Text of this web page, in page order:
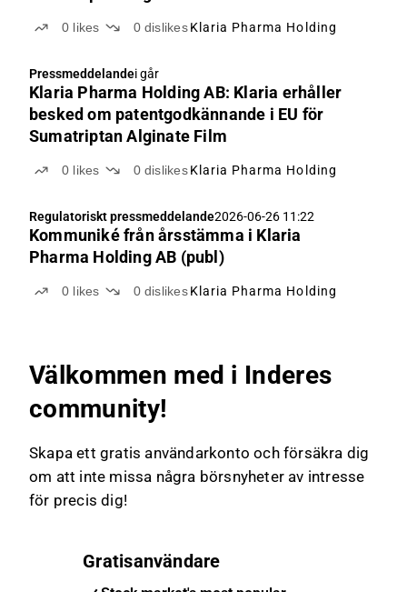
0 likes 0 dislikes Klaria Pharma Holding
Pressmeddelandei går
Klaria Pharma Holding AB: Klaria erhåller
besked om patentgodkännande i EU för
Sumatriptan Alginate Film
0 likes 0 dislikes Klaria Pharma Holding
Regulatoriskt pressmeddelande2026-06-26 11:22
Kommuniké från årsstämma i Klaria
Pharma Holding AB (publ)
0 likes 0 dislikes Klaria Pharma Holding
Välkommen med i Inderes
community!
Skapa ett gratis användarkonto och försäkra dig
om att inte missa några börsnyheter av intresse
för precis dig!
Gratisanvändare